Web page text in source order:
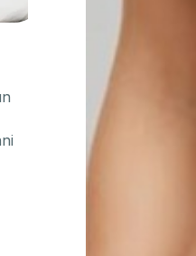
Unità cuore
La cardiologia a
specialisti sono
ambulatorio
assistiamo dalla